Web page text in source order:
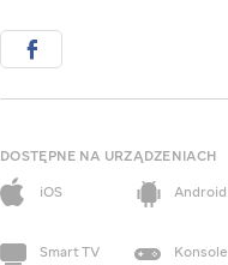
DOSTĘPNE NA URZĄDZENIACH
iOS
Android
Smart TV Konsole